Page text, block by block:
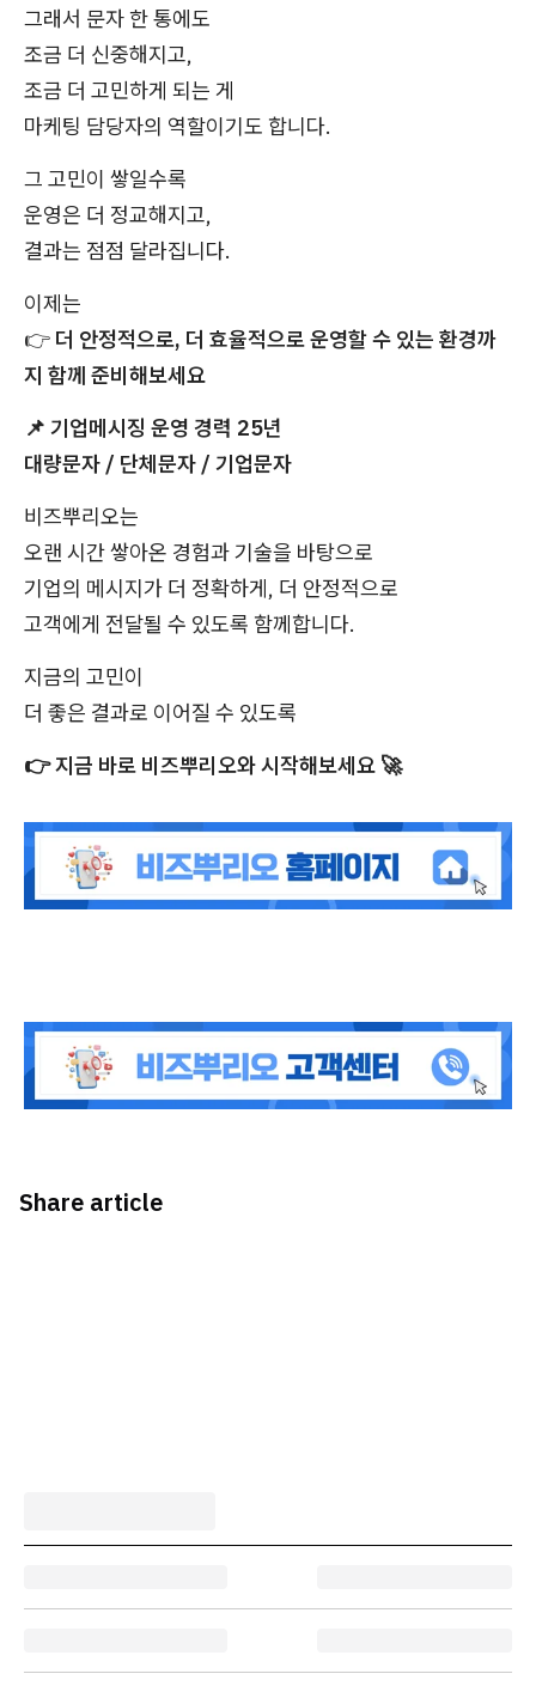
그래서 문자 한 통에도
조금 더 신중해지고,
조금 더 고민하게 되는 게
마케팅 담당자의 역할이기도 합니다.
그 고민이 쌓일수록
운영은 더 정교해지고,
결과는 점점 달라집니다.
이제는
👉 더 안정적으로, 더 효율적으로 운영할 수 있는 환경까
지 함께 준비해보세요
📌 기업메시징 운영 경력 25년
대량문자 / 단체문자 / 기업문자
비즈뿌리오는
오랜 시간 쌓아온 경험과 기술을 바탕으로
기업의 메시지가 더 정확하게, 더 안정적으로
고객에게 전달될 수 있도록 함께합니다.
지금의 고민이
더 좋은 결과로 이어질 수 있도록
👉지금 바로 비즈뿌리오와 시작해보세요 🚀
Share article